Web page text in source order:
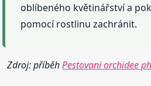
oblíbeného květinářství a
pomocí rostlinu zachránit.
Zdroj: příběhPestovani orchidee